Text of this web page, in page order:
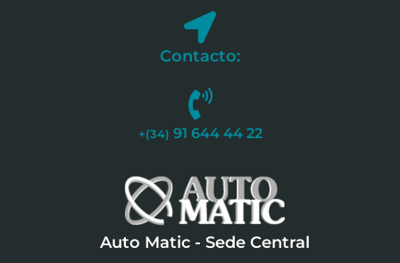
Contacto:
+(34) 91 644 44 22
Auto Matic - Sede Central